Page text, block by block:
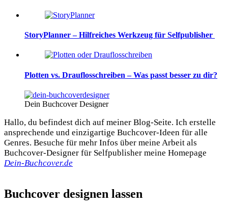
StoryPlanner – Hilfreiches Werkzeug für Selfpublisher
Plotten vs. Drauflosschreiben – Was passt besser zu dir?
Dein Buchcover Designer
Hallo, du befindest dich auf meiner Blog-Seite. Ich erstelle
ansprechende und einzigartige Buchcover-Ideen für alle
Genres. Besuche für mehr Infos über meine Arbeit als
Buchcover-Designer für Selfpublisher meine Homepage
Dein-Buchcover.de
Buchcover designen lassen